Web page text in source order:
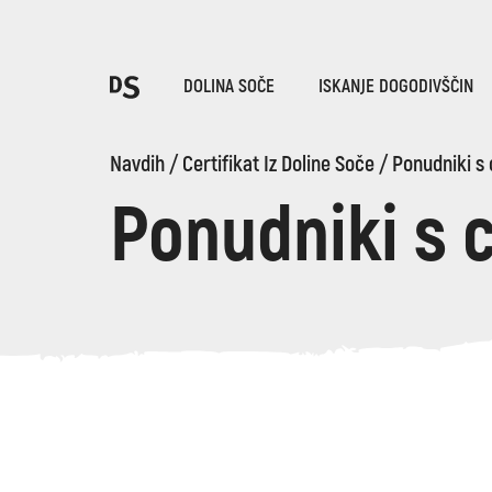
DOLINA SOČE ISKANJE DOGODIVŠČIN
Navdih/Certifikat Iz Doline Soče/Ponudniki
Ponudniki s
TOLMINSKA KORITA